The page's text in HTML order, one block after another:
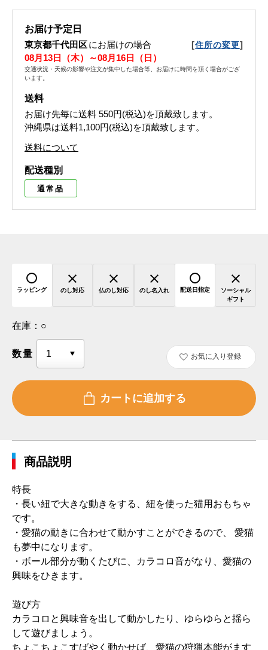
お届け予定日
東京都千代田区にお届けの場合 [住所の変更]
08月13日（木）～08月16日（日）
交通状況・天候の影響や注文が集中した場合等、お届けに時間を頂く場合がござ
います。
送料
お届け先毎に送料 550円(税込)を頂戴致します。
沖縄県は送料1,100円(税込)を頂戴致します。
送料について
配送種別
通常品
ラッピング のし対応 仏のし対応 のし名入れ 配送日指定
ソーシャル
ギフト
在庫： ○
数量 お気に入り登録
商品説明
特長
・長い紐で大きな動きをする、紐を使った猫用おもちゃ
です。
・愛猫の動きに合わせて動かすことができるので、 愛猫
も夢中になります。
・ボール部分が動くたびに、カラコロ音がなり、愛猫の
興味をひきます。
遊び方
カラコロと興味音を出して動かしたり、ゆらゆらと揺ら
して遊びましょう。
ちょこちょこすばやく動かせば、愛猫の狩猟本能がます